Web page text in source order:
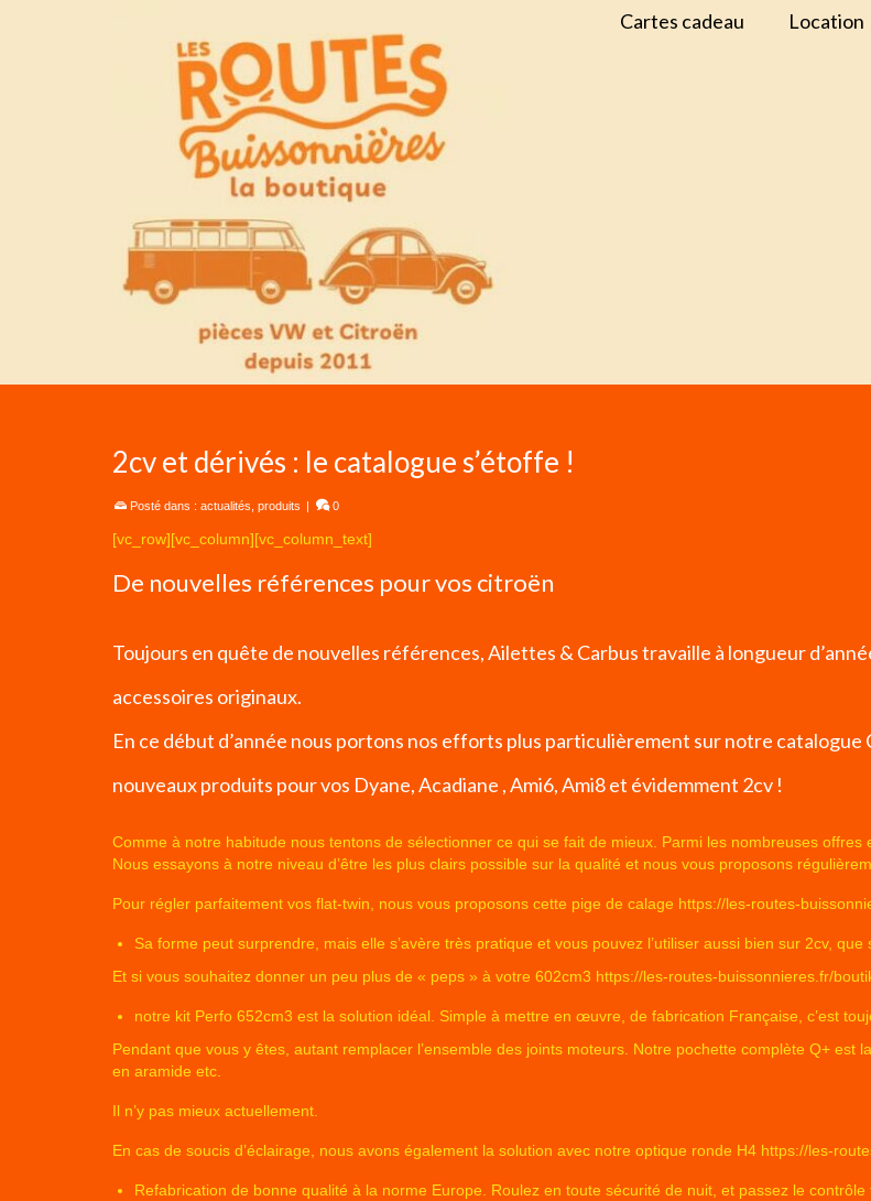
Cartes cadeau Location
2cv et dérivés : le catalogue s’étoffe !
Posté dans : actualités produits | 0
[vc_row][vc_column][vc_column_text]
De nouvelles références pour vos citroën
Toujours en quête de nouvelles références, Ailettes & Carbus travaille à longueur
accessoires originaux.
En ce début d’année nous portons nos efforts plus particulièrement sur notre
nouveaux produits pour vos Dyane, Acadiane , Ami6, Ami8 et évidemment 2cv !
Comme à notre habitude nous tentons de sélectionner ce qui se fait de mieux. Parmi les nombreuses
Nous essayons à notre niveau d’être les plus clairs possible sur la qualité et nous vous proposons
Pour régler parfaitement vos flat-twin, nous vous proposons cette pige de calage https://les-routes-
Sa forme peut surprendre, mais elle s’avère très pratique et vous pouvez l’utiliser aussi bien sur 2cv, que
Et si vous souhaitez donner un peu plus de « peps » à votre 602cm3 https://les-routes-buissonnieres.fr/
notre kit Perfo 652cm3 est la solution idéal. Simple à mettre en œuvre, de fabrication Française, c’est
Pendant que vous y êtes, autant remplacer l’ensemble des joints moteurs. Notre pochette complète Q+
en aramide etc.
Il n’y pas mieux actuellement.
En cas de soucis d’éclairage, nous avons également la solution avec notre optique ronde H4 https://les-
Refabrication de bonne qualité à la norme Europe. Roulez en toute sécurité de nuit, et passez le